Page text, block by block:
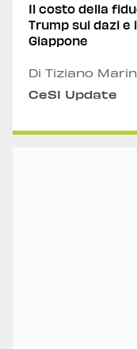
Il costo della
Trump sui dazi e
Giappone
Di Tiziano
CeSI Update